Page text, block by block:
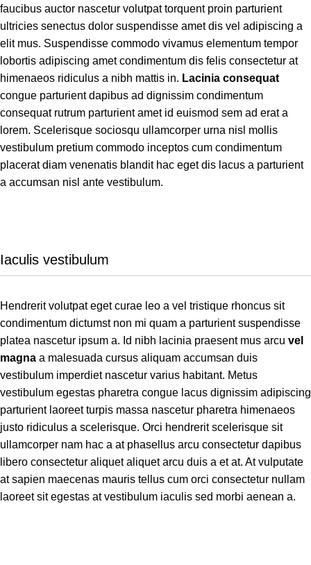
faucibus auctor nascetur volutpat torquent proin parturient
ultricies senectus dolor suspendisse amet dis vel adipiscing a
elit mus. Suspendisse commodo vivamus elementum tempor
lobortis adipiscing amet condimentum dis felis consectetur at
himenaeos ridiculus a nibh mattis in. Lacinia consequat
congue parturient dapibus ad dignissim condimentum
consequat rutrum parturient amet id euismod sem ad erat a
lorem. Scelerisque sociosqu ullamcorper urna nisl mollis
vestibulum pretium commodo inceptos cum condimentum
placerat diam venenatis blandit hac eget dis lacus a parturient
a accumsan nisl ante vestibulum.
Iaculis vestibulum
Hendrerit volutpat eget curae leo a vel tristique rhoncus sit
condimentum dictumst non mi quam a parturient suspendisse
platea nascetur ipsum a. Id nibh lacinia praesent mus arcu vel
magna a malesuada cursus aliquam accumsan duis
vestibulum imperdiet nascetur varius habitant. Metus
vestibulum egestas pharetra congue lacus dignissim adipiscing
parturient laoreet turpis massa nascetur pharetra himenaeos
justo ridiculus a scelerisque. Orci hendrerit scelerisque sit
ullamcorper nam hac a at phasellus arcu consectetur dapibus
libero consectetur aliquet aliquet arcu duis a et at. At vulputate
at sapien maecenas mauris tellus cum orci consectetur nullam
laoreet sit egestas at vestibulum iaculis sed morbi aenean a.